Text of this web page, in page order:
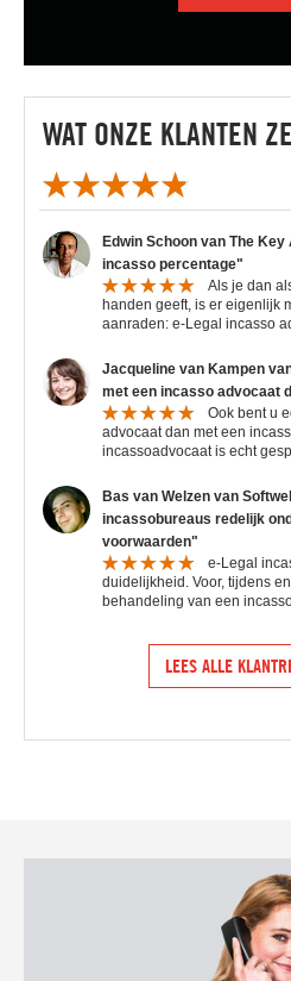
WAT ONZE KLANTEN
Edwin Schoon van The
incasso percentage"
Als je dan
handen geeft, is er eigenlijk
aanraden: e-Legal incasso
Jacqueline van Kampen
met een incasso advocaat
Ook bent u
advocaat dan met een
incassoadvocaat is echt
Bas van Welzen van
incassobureaus redelijk
voorwaarden"
e-Legal
duidelijkheid. Voor, tijdens
behandeling van een
LEES ALLE